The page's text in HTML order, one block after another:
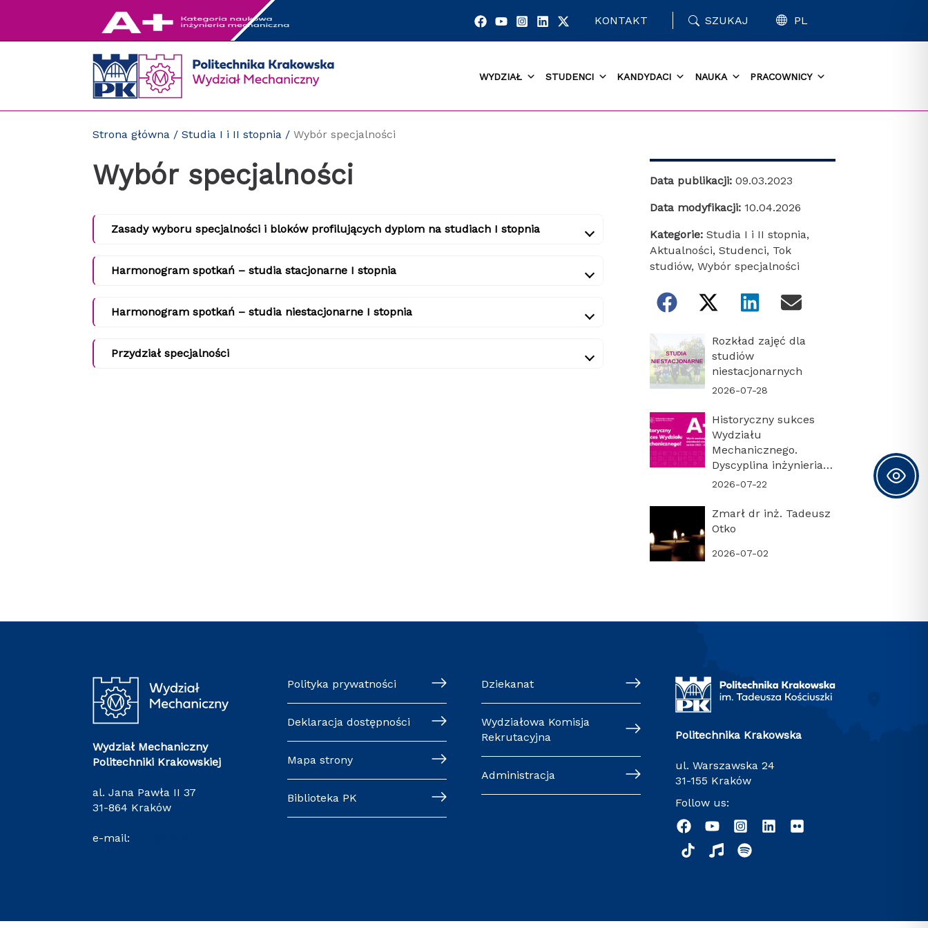
KONTAKT SZUKAJ PL
WYDZIAŁ STUDENCI KANDYDACI NAUKA PRACOWNICY
Strona główna /Studia I i II stopnia /Wybór specjalności
Wybór specjalności
Zasady wyboru specjalności i bloków profilujących dyplom na studiach I stopnia
Harmonogram spotkań – studia stacjonarne I stopnia
Harmonogram spotkań – studia niestacjonarne I stopnia
Przydział specjalności
Data publikacji: 09.03.2023
Data modyfikacji: 10.04.2026
Kategorie: Studia I i II stopnia,
Aktualności, Studenci, Tok
studiów, Wybór specjalności
Rozkład zajęć dla
studiów
niestacjonarnych
2026-07-28
Historyczny sukces
Wydziału
Mechanicznego.
Dyscyplina inżynieria
mechaniczna z
naukową A+!
2026-07-22
Zmarł dr inż. Tadeusz
Otko
2026-07-02
Wydział Mechaniczny
Politechniki Krakowskiej
al. Jana Pawła II 37
31-864 Kraków
e-mail:
Polityka prywatności
Deklaracja dostępności
Mapa strony
Biblioteka PK
Dziekanat
Wydziałowa Komisja
Rekrutacyjna
Administracja
Politechnika Krakowska
ul. Warszawska 24
31-155 Kraków
Follow us: